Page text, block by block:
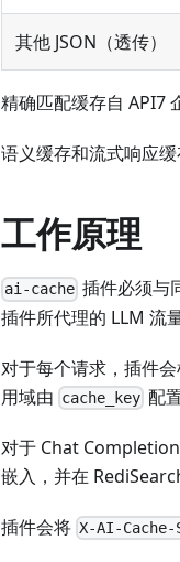
其他 JSON（透传）
精确匹配缓存自 API7
语义缓存和流式响应缓
工作原理
ai-cache 插件必须与
插件所代理的 LLM 流量
对于每个请求，插件
用域由 cache_key 配
对于 Chat
嵌入，并在
插件会将 X-AI-